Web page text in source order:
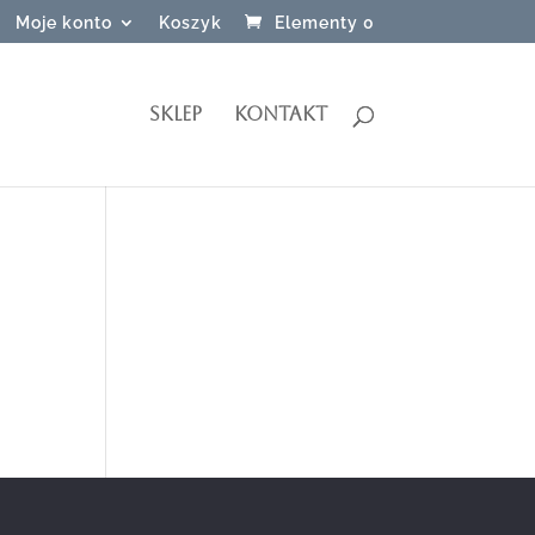
Moje konto Koszyk Elementy 0
SKLEP KONTAKT